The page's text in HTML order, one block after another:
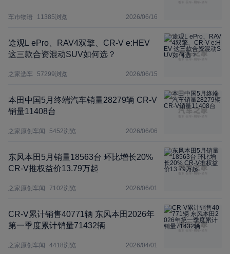
车市物语 11385浏览 2026/06/16
途观L ePro、RAV4双擎、CR-V e:HEV
这三款合资混动SUV如何选？
之家选车 57299浏览 2026/06/15
本田中国5月终端汽车销量28279辆 CR-V
销量11408台
之家原创车闻 5452浏览 2026/06/06
东风本田5月销量18563台 环比增长20%
CR-V推权益价13.79万起
之家原创车闻 7102浏览 2026/06/01
CR-V累计销售40771辆 东风本田2026年
第一季度累计销量71432辆
之家原创车闻 4418浏览 2026/04/01